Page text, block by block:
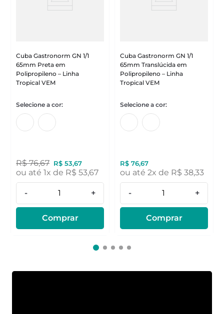
Cuba Gastronorm GN 1/1
65mm Preta em
Polipropileno – Linha
Tropical VEM
R$ 76,67 R$ 53,67
ou até 1x de R$ 53,67
- +
Comprar
Cuba Gastronorm GN 1/1
65mm Translúcida em
Polipropileno – Linha
Tropical VEM
R$ 76,67
ou até 2x de R$ 38,33
- +
Comprar